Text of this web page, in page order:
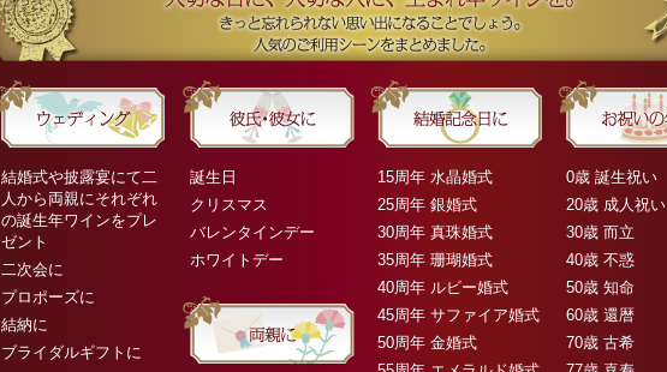
結婚式や披露宴にて二
人から両親にそれぞれ
の誕生年ワインをプレ
ゼント
二次会に
プロポーズに
結納に
ブライダルギフトに
誕生日
クリスマス
バレンタインデー
ホワイトデー
15周年 水晶婚式
25周年 銀婚式
30周年 真珠婚式
35周年 珊瑚婚式
40周年 ルビー婚式
45周年 サファイア婚式
50周年 金婚式
0歳 誕生祝い
20歳 成人祝い
30歳 而立
40歳 不惑
50歳 知命
60歳 還暦
70歳 古希